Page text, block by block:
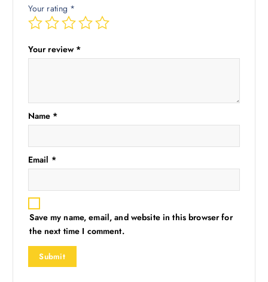
Your rating *
Your review *
Name *
Email *
Save my name, email, and website in this browser for
the next time I comment.